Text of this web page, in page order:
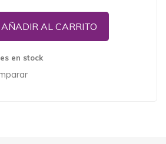
AÑADIR AL CARRITO
en stock